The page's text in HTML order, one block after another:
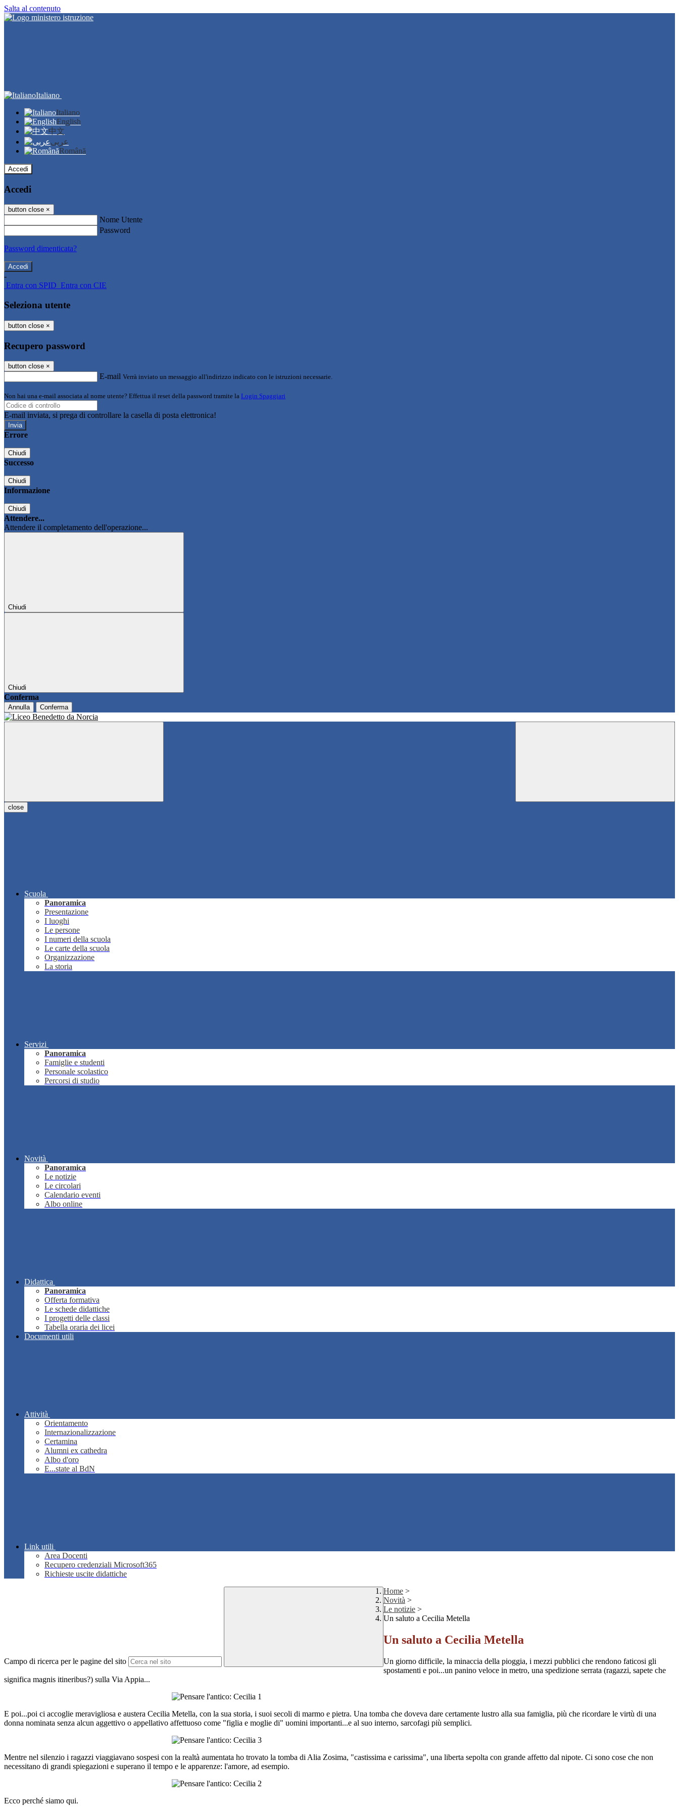
Salta al contenuto
Italiano
Italiano
English
中文
عربى
Română
Accedi
Accedi
button close ×
Nome Utente
Password
Password dimenticata?
-
Entra con SPID Entra con CIE
Seleziona utente
button close ×
Recupero password
button close ×
E-mail Verrà inviato un messaggio all'indirizzo indicato con le istruzioni necessarie.
Non hai una e-mail associata al nome utente? Effettua il reset della password tramite la Login Spaggiari
E-mail inviata, si prega di controllare la casella di posta elettronica!
Errore
Chiudi
Successo
Chiudi
Informazione
Chiudi
Attendere...
Attendere il completamento dell'operazione...
Chiudi
Chiudi
Conferma
Annulla Conferma
close
Scuola
Panoramica
Presentazione
I luoghi
Le persone
I numeri della scuola
Le carte della scuola
Organizzazione
La storia
Servizi
Panoramica
Famiglie e studenti
Personale scolastico
Percorsi di studio
Novità
Panoramica
Le notizie
Le circolari
Calendario eventi
Albo online
Didattica
Panoramica
Offerta formativa
Le schede didattiche
I progetti delle classi
Tabella oraria dei licei
Documenti utili
Attività
Orientamento
Internazionalizzazione
Certamina
Alumni ex cathedra
Albo d'oro
E...state al BdN
Link utili
Area Docenti
Recupero credenziali Microsoft365
Richieste uscite didattiche
Campo di ricerca per le pagine del sito
Home >
Novità >
Le notizie >
Un saluto a Cecilia Metella
Un saluto a Cecilia Metella
Un giorno difficile, la minaccia della pioggia, i mezzi pubblici che rendono faticosi gli
spostamenti e poi...un panino veloce in metro, una spedizione serrata (ragazzi, sapete che
significa magnis itineribus?) sulla Via Appia...
E poi...poi ci accoglie meravigliosa e austera Cecilia Metella, con la sua storia, i suoi secoli di marmo e pietra. Una tomba che doveva dare certamente lustro alla sua famiglia, più che ricordare le virtù di una
donna nominata senza alcun aggettivo o appellativo affettuoso come "figlia e moglie di" uomini importanti...e al suo interno, sarcofagi più semplici.
Mentre nel silenzio i ragazzi viaggiavano sospesi con la realtà aumentata ho trovato la tomba di Alia Zosima, "castissima e carissima", una liberta sepolta con grande affetto dal nipote. Ci sono cose che non
necessitano di grandi spiegazioni e superano il tempo e le apparenze: l'amore, ad esempio.
Ecco perché siamo qui.